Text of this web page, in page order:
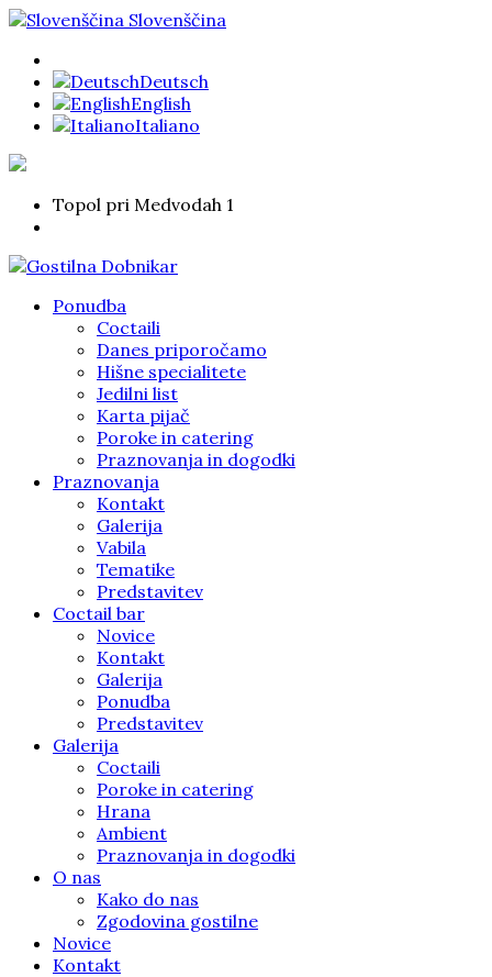
Slovenščina
Deutsch
English
Italiano
Topol pri Medvodah 1
Ponudba
Coctaili
Danes priporočamo
Hišne specialitete
Jedilni list
Karta pijač
Poroke in catering
Praznovanja in dogodki
Praznovanja
Kontakt
Galerija
Vabila
Tematike
Predstavitev
Coctail bar
Novice
Kontakt
Galerija
Ponudba
Predstavitev
Galerija
Coctaili
Poroke in catering
Hrana
Ambient
Praznovanja in dogodki
O nas
Kako do nas
Zgodovina gostilne
Novice
Kontakt